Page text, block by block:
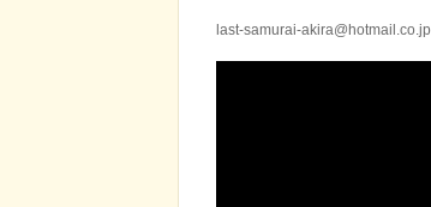
last-samurai-akira@hotmail.co.jp